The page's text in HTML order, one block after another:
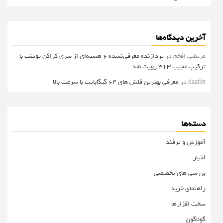
آخرین دیدگاه‌ها
مرتضی افخمدر
پردازنده معرفی‌نشده 6 هسته‌ای از سری کراکن پوینت با
ترکیب عجیب 3+3 رویت شد
daafinدر معرفی بهترین فلش های 64 گیگابایت با سرعت بالا
دسته‌ها
آموزش و ترفند
اخبار
بررسی های تخصصی
راهنمای خرید
سخت افزارها
گوناگون